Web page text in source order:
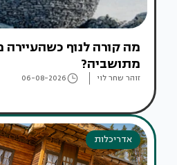
מה קורה לנוף כשהעיירה
מתושביה?
זוהר שחר לוי 06-08-2026
אדריכלות